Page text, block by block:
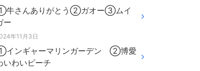
さんありがとう②ガオー③ムイ
ー
年11月3日
ンギャーマリンガーデン ②博愛
いわいビーチ